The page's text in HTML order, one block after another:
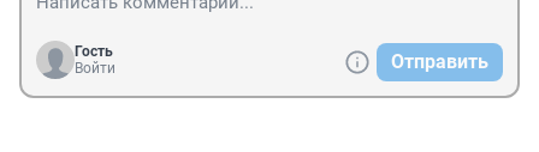
Гость
Войти
Отправить